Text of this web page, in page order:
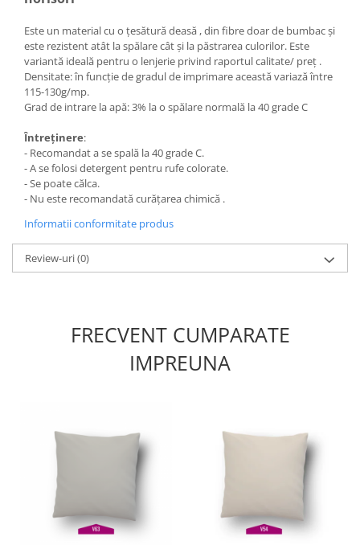
Este un material cu o țesătură deasă , din fibre doar de bumbac și
este rezistent atât la spălare cât și la păstrarea culorilor. Este
variantă ideală pentru o lenjerie privind raportul calitate/ preț .
Densitate: în funcție de gradul de imprimare această variază între
115-130g/mp.
Grad de intrare la apă: 3% la o spălare normală la 40 grade C
Întreținere:
- Recomandat a se spală la 40 grade C.
- A se folosi detergent pentru rufe colorate.
- Se poate călca.
- Nu este recomandată curățarea chimică .
Informatii conformitate produs
Review-uri(0)
FRECVENT CUMPARATE
IMPREUNA